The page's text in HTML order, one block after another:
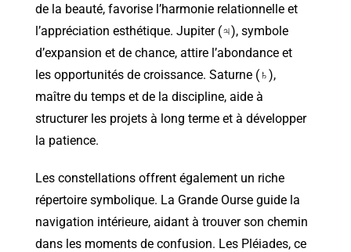
de la beauté, favorise l’harmonie relationnelle et
l’appréciation esthétique. Jupiter (♃), symbole
d’expansion et de chance, attire l’abondance et
les opportunités de croissance. Saturne (♄),
maître du temps et de la discipline, aide à
structurer les projets à long terme et à développer
la patience.
Les constellations offrent également un riche
répertoire symbolique. La Grande Ourse guide la
navigation intérieure, aidant à trouver son chemin
dans les moments de confusion. Les Pléiades, ce